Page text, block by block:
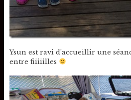
Ysun est ravi d’accueillir une
entre fiiiiilles